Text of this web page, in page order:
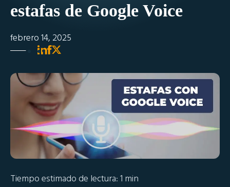
estafas de Google Voice
febrero 14, 2025
Tiempo estimado de lectura: 1 min